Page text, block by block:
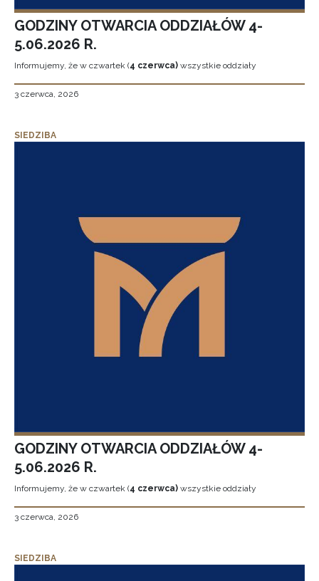
GODZINY OTWARCIA ODDZIAŁÓW 4-
5.06.2026 R.
Informujemy, że w czwartek (4 czerwca) wszystkie oddziały
3 czerwca, 2026
SIEDZIBA
GODZINY OTWARCIA ODDZIAŁÓW 4-
5.06.2026 R.
Informujemy, że w czwartek (4 czerwca) wszystkie oddziały
3 czerwca, 2026
SIEDZIBA